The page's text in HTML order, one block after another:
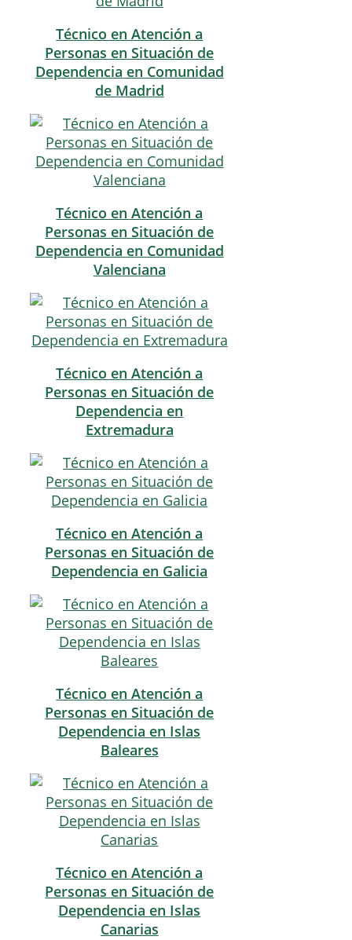
Técnico en Atención a
Personas en Situación de
Dependencia en Comunidad
de Madrid
Técnico en Atención a
Personas en Situación de
Dependencia en Comunidad
Valenciana
Técnico en Atención a
Personas en Situación de
Dependencia en
Extremadura
Técnico en Atención a
Personas en Situación de
Dependencia en Galicia
Técnico en Atención a
Personas en Situación de
Dependencia en Islas
Baleares
Técnico en Atención a
Personas en Situación de
Dependencia en Islas
Canarias